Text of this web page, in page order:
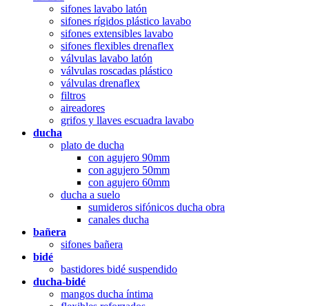
sifones lavabo latón
sifones rígidos plástico lavabo
sifones extensibles lavabo
sifones flexibles drenaflex
válvulas lavabo latón
válvulas roscadas plástico
válvulas drenaflex
filtros
aireadores
grifos y llaves escuadra lavabo
ducha
plato de ducha
con agujero 90mm
con agujero 50mm
con agujero 60mm
ducha a suelo
sumideros sifónicos ducha obra
canales ducha
bañera
sifones bañera
bidé
bastidores bidé suspendido
ducha-bidé
mangos ducha íntima